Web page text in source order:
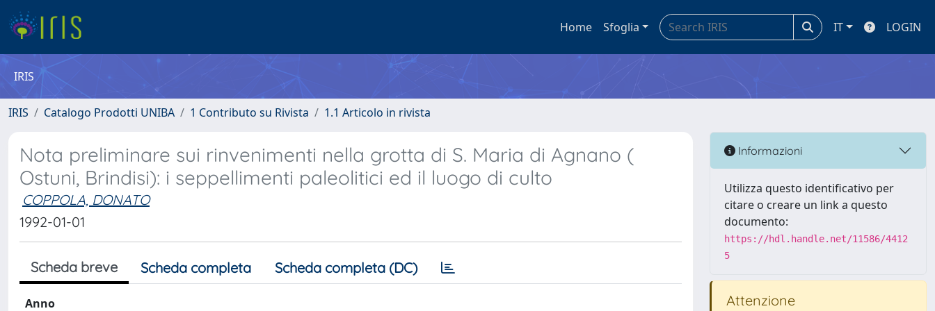
Home Sfoglia IT LOGIN
IRIS
IRIS Catalogo Prodotti UNIBA 1 Contributo su Rivista 1.1 Articolo in rivista
Nota preliminare sui rinvenimenti nella grotta di S. Maria di Agnano (
Ostuni, Brindisi): i seppellimenti paleolitici ed il luogo di culto
COPPOLA, DONATO
1992-01-01
Scheda breve Scheda completa Scheda completa (DC)
Anno
Informazioni
Utilizza questo identificativo per
citare o creare un link a questo
documento:
https://hdl.handle.net/11586/4412
5
Attenzione